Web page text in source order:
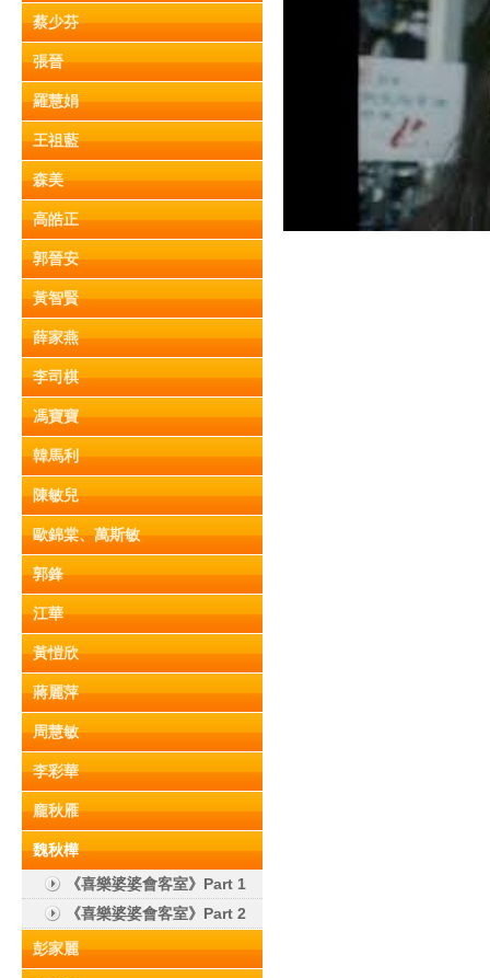
蔡少芬
張晉
羅慧娟
王祖藍
森美
高皓正
郭晉安
黃智賢
薛家燕
李司棋
馮寶寶
韓馬利
陳敏兒
歐錦棠、萬斯敏
郭鋒
江華
黃愷欣
蔣麗萍
周慧敏
李彩華
龐秋雁
魏秋樺
《喜樂婆婆會客室》Part 1
《喜樂婆婆會客室》Part 2
彭家麗